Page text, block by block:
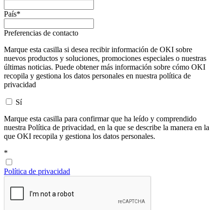
País*
Preferencias de contacto
Marque esta casilla si desea recibir información de OKI sobre
nuevos productos y soluciones, promociones especiales o nuestras
últimas noticias. Puede obtener más información sobre cómo OKI
recopila y gestiona los datos personales en nuestra política de
privacidad
Sí
Marque esta casilla para confirmar que ha leído y comprendido
nuestra Política de privacidad, en la que se describe la manera en la
que OKI recopila y gestiona los datos personales.
*
Política de privacidad